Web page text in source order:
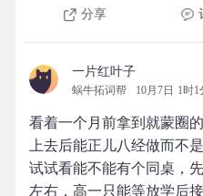
分享
一片红叶子
蜗牛拓词帮 10月7日 1时1
看着一个月前拿到就蒙圈
上去后能正儿八经做而不
试试看能不能有个同桌，
左右，高一只能等放学后